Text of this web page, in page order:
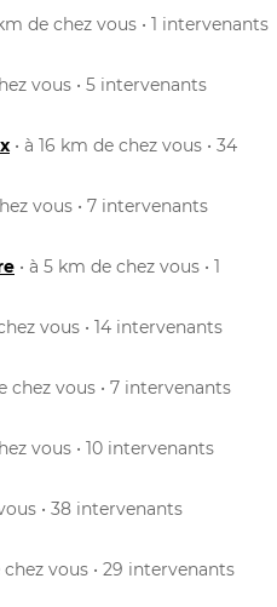
de chez vous • 1 intervenants
vous • 5 intervenants
• à 16 km de chez vous • 34
vous • 7 intervenants
• à 5 km de chez vous • 1
vous • 14 intervenants
chez vous • 7 intervenants
vous • 10 intervenants
• 38 intervenants
chez vous • 29 intervenants